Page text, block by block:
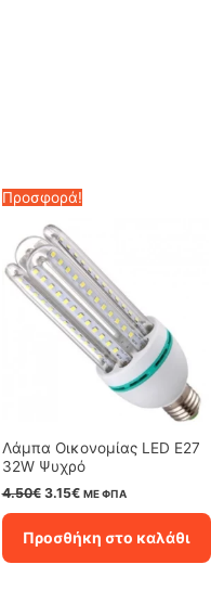
Προσφορά!
Λάμπα Οικονομίας LED E27
32W Ψυχρό
4.50€ Original
price
4.50€.
3.15€Η
τρέχουσα
είναι:
3.15€.
ΜΕ ΦΠΑ
Προσθήκη στο καλάθι